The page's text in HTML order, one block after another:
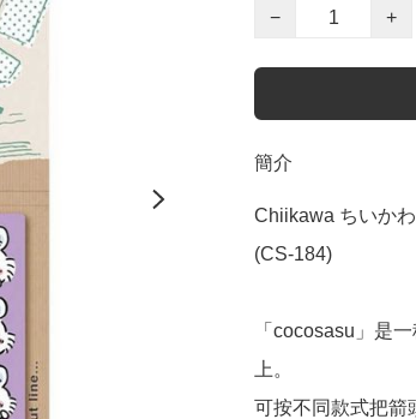
−
+
簡介
Chiikawa ちいか
(CS-184)
「cocosasu」是
上。
可按不同款式把箭